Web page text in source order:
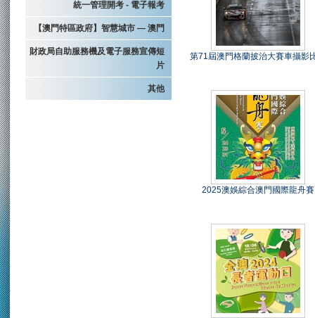
統一管理開考 - 電子報考
【澳門特區政府】智慧城市 — 澳門
財政局自助服務機及電子服務宣傳短
片
其他
第71屆澳門格蘭披治大賽車攝影
2025澳娛綜合澳門國際龍舟賽